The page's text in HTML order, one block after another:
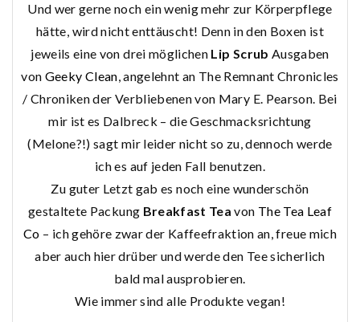
Und wer gerne noch ein wenig mehr zur Körperpflege
hätte, wird nicht enttäuscht! Denn in den Boxen ist
jeweils eine von drei möglichen Lip Scrub Ausgaben
von Geeky Clean, angelehnt an The Remnant Chronicles
/ Chroniken der Verbliebenen von Mary E. Pearson. Bei
mir ist es Dalbreck – die Geschmacksrichtung
(Melone?!) sagt mir leider nicht so zu, dennoch werde
ich es auf jeden Fall benutzen.
Zu guter Letzt gab es noch eine wunderschön
gestaltete Packung Breakfast Tea von The Tea Leaf
Co – ich gehöre zwar der Kaffeefraktion an, freue mich
aber auch hier drüber und werde den Tee sicherlich
bald mal ausprobieren.
Wie immer sind alle Produkte vegan!